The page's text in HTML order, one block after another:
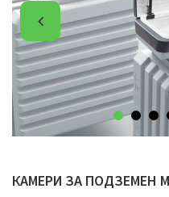
КАМЕРИ ЗА ПОДЗЕМЕН